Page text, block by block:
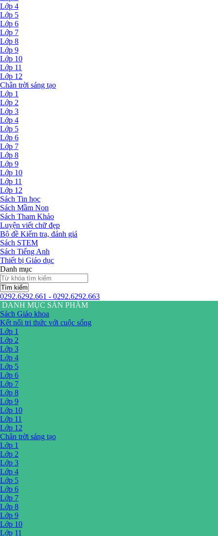
Lớp 4
Lớp 5
Lớp 6
Lớp 7
Lớp 8
Lớp 9
Lớp 10
Lớp 11
Lớp 12
Chân trời sáng tạo
Lớp 1
Lớp 2
Lớp 3
Lớp 4
Lớp 5
Lớp 6
Lớp 7
Lớp 8
Lớp 9
Lớp 10
Lớp 11
Lớp 12
Sách Tin học
Sách Mầm Non
Sách Tham Khảo
Luyện viết chữ đẹp
Bộ đề Kiểm tra, đánh giá
Sách STEM
Sách Tiếng Anh
Thiết bị Giáo dục
Danh mục
Tìm kiếm
0292.6292.661 - 0292.6292.663
DANH MỤC SẢN PHẨM
Sách Giáo khoa
Kết nối tri thức với cuộc sống
Lớp 1
Lớp 2
Lớp 3
Lớp 4
Lớp 5
Lớp 6
Lớp 7
Lớp 8
Lớp 9
Lớp 10
Lớp 11
Lớp 12
Chân trời sáng tạo
Lớp 1
Lớp 2
Lớp 3
Lớp 4
Lớp 5
Lớp 6
Lớp 7
Lớp 8
Lớp 9
Lớp 10
Lớp 11